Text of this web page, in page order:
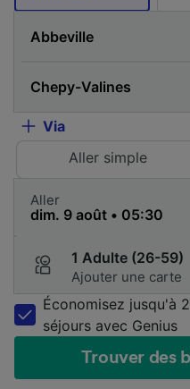
Via
Aller simple
Aller
1 Adulte (26-59)
Ajouter une carte
Économisez jusqu'à
séjours avec Genius
Trouver des